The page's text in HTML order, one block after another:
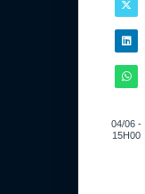
04/06 -
15H00